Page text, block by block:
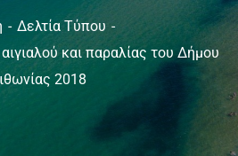
Δελτία Τύπου
και παραλίας του Δήμου
2018